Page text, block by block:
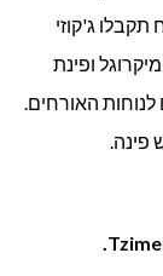
ג'קוזי
ופינת
לנוחות האורחים.